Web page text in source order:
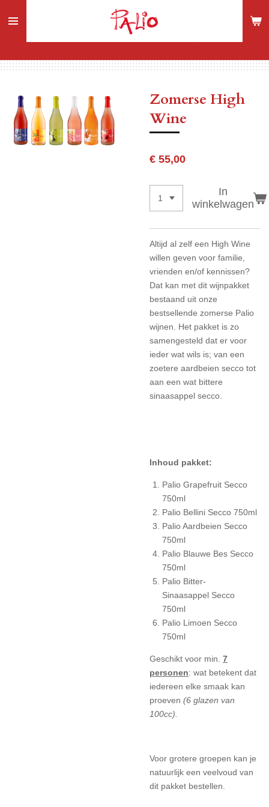
direct
hoofdinhoud
Zomerse High
Wine
€ 55,00
In
winkelwagen
Altijd al zelf een High Wine
willen geven voor familie,
vrienden en/of kennissen?
Dat kan met dit wijnpakket
bestaand uit onze
bestsellende zomerse Palio
wijnen. Het pakket is zo
samengesteld dat er voor
ieder wat wils is; van een
zoetere aardbeien secco tot
aan een wat bittere
sinaasappel secco.
Inhoud pakket:
Palio Grapefruit Secco
750ml
Palio Bellini Secco 750ml
Palio Aardbeien Secco
750ml
Palio Blauwe Bes Secco
750ml
Palio Bitter-
Sinaasappel Secco
750ml
Palio Limoen Secco
750ml
Geschikt voor min. 7
personen: wat betekent dat
iedereen elke smaak kan
proeven (6 glazen van
100cc).
Voor grotere groepen kan je
natuurlijk een veelvoud van
dit pakket bestellen.